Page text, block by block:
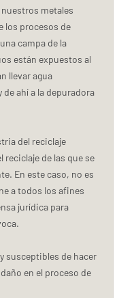
metales
los procesos de
campa de la
están expuestos al
llevar agua
ahí a la depuradora
del reciclaje
reciclaje de las que se
En este caso, no es
a todos los afines
jurídica para
susceptibles de hacer
en el proceso de